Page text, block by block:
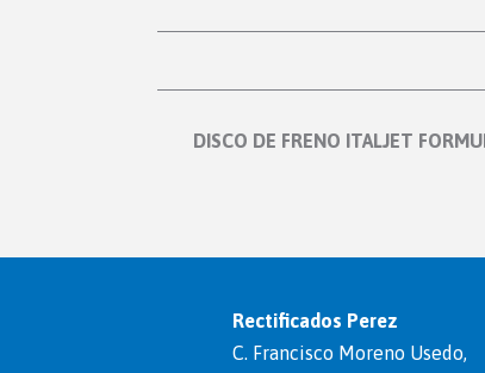
DISCO DE FRENO ITALJET
Rectificados Perez
C. Francisco Moreno Usedo,